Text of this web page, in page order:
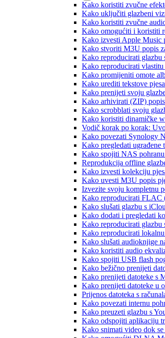
Kako koristiti zvučne
Kako uključiti glazbeni
Kako koristiti zvučne
Kako omogućiti i koristiti
Kako izvesti Apple Music
Kako stvoriti M3U popis
Kako reproducirati
Kako reproducirati
Kako promijeniti omote
Kako urediti tekstove
Kako prenijeti svoju
Kako arhivirati (ZIP)
Kako scrobblati svoju
Kako koristiti dinamičke
Vodič korak po korak:
Kako povezati Synology
Kako pregledati ugrađene
Kako spojiti NAS
Reprodukcija offline
Kako izvesti kolekciju
Kako uvesti M3U popis
Izvezite svoju kompletnu
Kako reproducirati FLAC
Kako slušati glazbu s
Kako dodati i pregledati
Kako reproducirati glazbu
Kako reproducirati
Kako slušati audioknjige
Kako koristiti audio
Kako spojiti USB flash
Kako bežično prenijeti
Kako prenijeti datoteke s
Kako prenijeti datoteke u
Prijenos datoteka s
Kako povezati internu
Kako preuzeti glazbu s
Kako odspojiti aplikaciju
Kako snimati video dok